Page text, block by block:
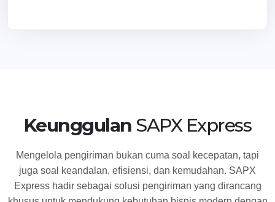
Keunggulan SAPX Express
Mengelola pengiriman bukan cuma soal kecepatan, tapi
juga soal keandalan, efisiensi, dan kemudahan. SAPX
Express hadir sebagai solusi pengiriman yang dirancang